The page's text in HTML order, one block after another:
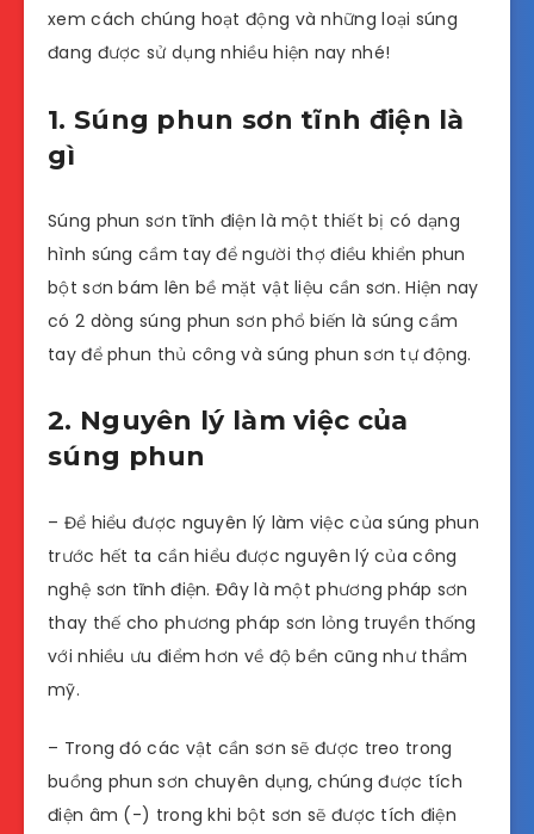
xem cách chúng hoạt động và những loại súng
đang được sử dụng nhiều hiện nay nhé!
1. Súng phun sơn tĩnh điện là
gì
Súng phun sơn tĩnh điện là một thiết bị có dạng
hình súng cầm tay để người thợ điều khiển phun
bột sơn bám lên bề mặt vật liệu cần sơn. Hiện nay
có 2 dòng súng phun sơn phổ biến là súng cầm
tay để phun thủ công và súng phun sơn tự động.
2. Nguyên lý làm việc của
súng phun
– Để hiểu được nguyên lý làm việc của súng phun
trước hết ta cần hiểu được nguyên lý của công
nghệ sơn tĩnh điện. Đây là một phương pháp sơn
thay thế cho phương pháp sơn lỏng truyền thống
với nhiều ưu điểm hơn về độ bền cũng như thẩm
mỹ.
– Trong đó các vật cần sơn sẽ được treo trong
buồng phun sơn chuyên dụng, chúng được tích
điện âm (-) trong khi bột sơn sẽ được tích điện